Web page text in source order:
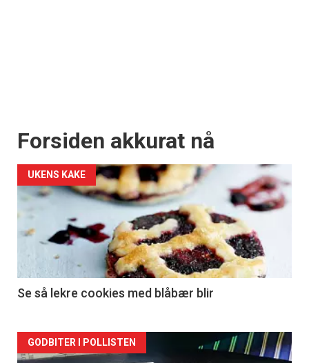
Forsiden akkurat nå
UKENS KAKE
Se så lekre cookies med blåbær blir
Forsiden
GODBITER I POLLISTEN